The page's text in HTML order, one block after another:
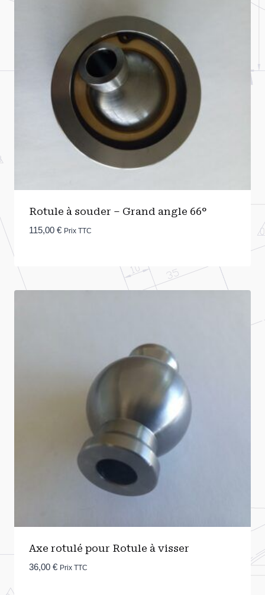
Rotule à souder – Grand angle 66°
115,00 € Prix TTC
Axe rotulé pour Rotule à visser
36,00 € Prix TTC